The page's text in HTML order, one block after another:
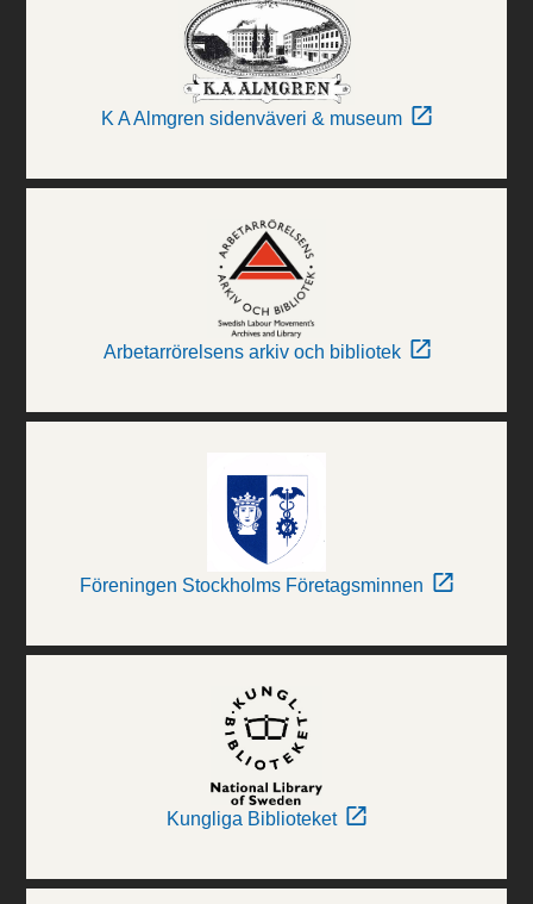
K A Almgren sidenväveri & museum
Arbetarrörelsens arkiv och bibliotek
Föreningen Stockholms Företagsminnen
Kungliga Biblioteket